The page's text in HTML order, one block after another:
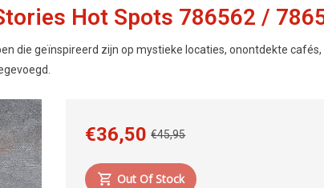
Hot Spots 786562 /
die geïnspireerd zijn op mystieke locaties, onontdekte
€45,95
€36,50
Out Of Stock